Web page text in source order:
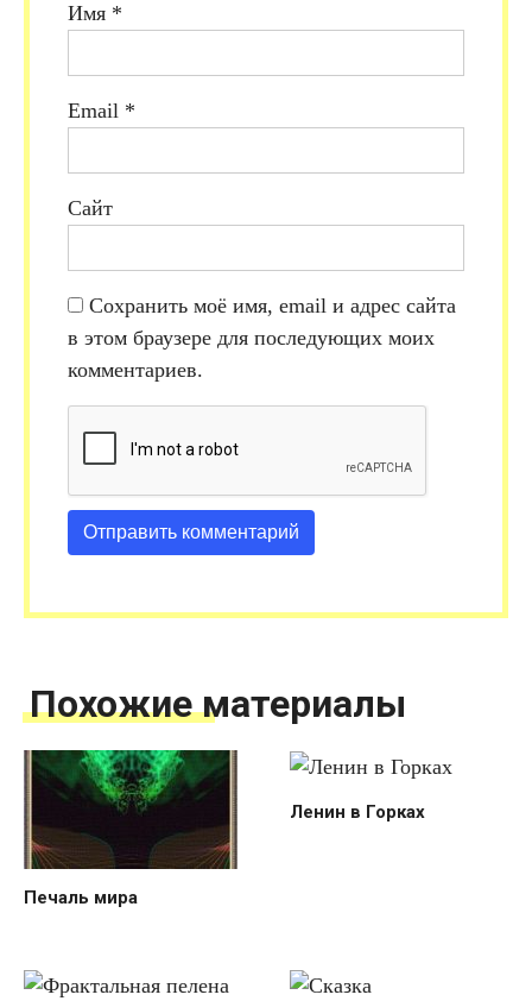
Имя *
Email *
Сайт
Сохранить моё имя, email и адрес сайта
в этом браузере для последующих моих
комментариев.
Похожие материалы
Печаль мира
Ленин в Горках